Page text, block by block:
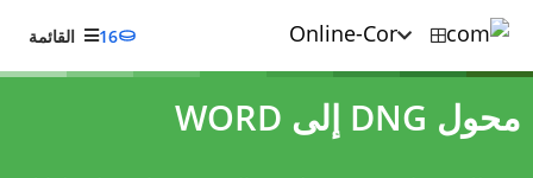
16 القائمة
محول DNG إلى WORD